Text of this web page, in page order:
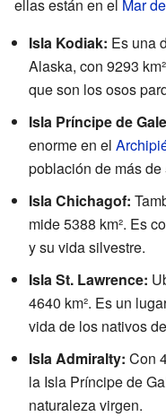
ellas están en el Mar
Isla Kodiak: Es una
Alaska, con 9293
que son los osos
Isla Príncipe de
enorme en el
población de más
Isla Chichagof:
mide 5388 km². Es
y su vida silvestre.
Isla St. Lawrence:
4640 km². Es un
vida de los nativos
Isla Admiralty: Con
la Isla Príncipe de
naturaleza virgen.